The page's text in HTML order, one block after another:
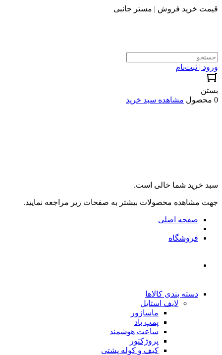
قیمت خرید فروش | مستر جانبی
ورود | ثبت‌نام
بستن
0 محصول
مشاهده سبد خرید
سبد خرید شما خالی است.
جهت مشاهده محصولات بیشتر به صفحات زیر مراجعه نمایید.
صفحه اصلی
فروشگاه
دسته بندی کالاها
لایف استایل
ماساژور
پمپ باد
ساعت هوشمند
پروژکتور
کیف و کوله پشتی